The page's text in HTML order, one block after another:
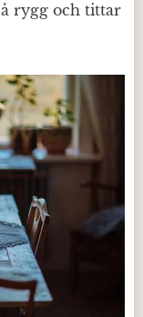
rygg och tittar